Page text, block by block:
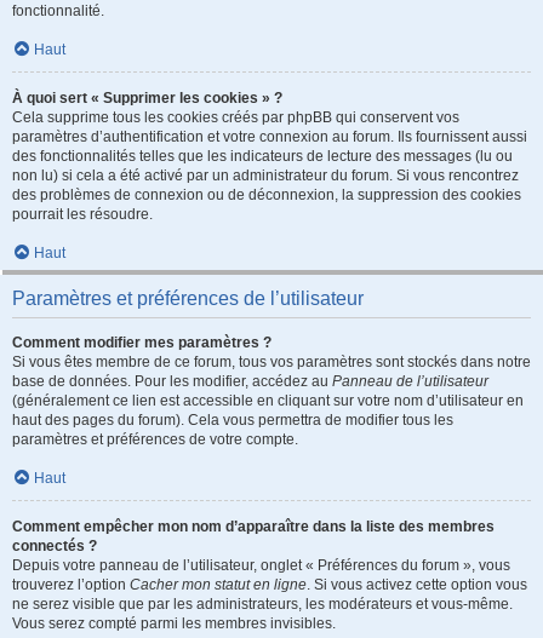
fonctionnalité.
Haut
À quoi sert « Supprimer les cookies » ?
Cela supprime tous les cookies créés par phpBB qui conservent vos
paramètres d’authentification et votre connexion au forum. Ils fournissent aussi
des fonctionnalités telles que les indicateurs de lecture des messages (lu ou
non lu) si cela a été activé par un administrateur du forum. Si vous rencontrez
des problèmes de connexion ou de déconnexion, la suppression des cookies
pourrait les résoudre.
Haut
Paramètres et préférences de l’utilisateur
Comment modifier mes paramètres ?
Si vous êtes membre de ce forum, tous vos paramètres sont stockés dans notre
base de données. Pour les modifier, accédez au Panneau de l’utilisateur
(généralement ce lien est accessible en cliquant sur votre nom d’utilisateur en
haut des pages du forum). Cela vous permettra de modifier tous les
paramètres et préférences de votre compte.
Haut
Comment empêcher mon nom d’apparaître dans la liste des membres
connectés ?
Depuis votre panneau de l’utilisateur, onglet « Préférences du forum », vous
trouverez l’option Cacher mon statut en ligne. Si vous activez cette option vous
ne serez visible que par les administrateurs, les modérateurs et vous-même.
Vous serez compté parmi les membres invisibles.